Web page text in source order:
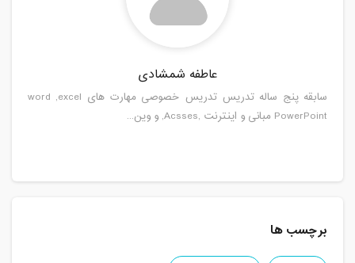
عاطفه شمشادی
سابقه پنج ساله تدریس تدریس خصوصی مهارت های word ,excel
PowerPoint مبانی و اینترنت ,Acsses, و وین...
برچسب ها